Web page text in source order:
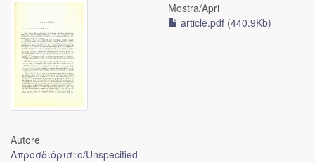
Mostra/Apri
article.pdf (440.9Kb)
Autore
Απροσδιόριστο/Unspecified